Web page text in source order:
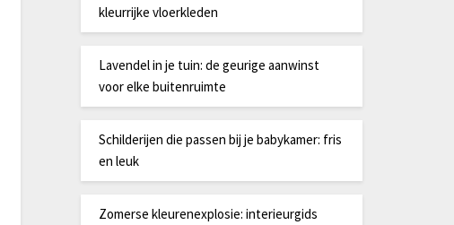
kleurrijke vloerkleden
Lavendel in je tuin: de geurige aanwinst
voor elke buitenruimte
Schilderijen die passen bij je babykamer: fris
en leuk
Zomerse kleurenexplosie: interieurgids